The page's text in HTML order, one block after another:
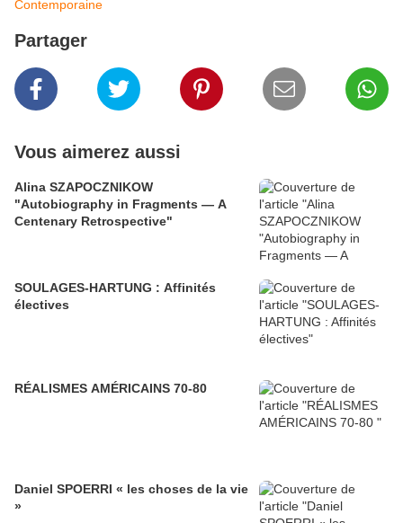
Contemporaine
Partager
Vous aimerez aussi
Alina SZAPOCZNIKOW
"Autobiography in Fragments — A
Centenary Retrospective"
SOULAGES-HARTUNG : Affinités
électives
RÉALISMES AMÉRICAINS 70-80
Daniel SPOERRI « les choses de la vie
»